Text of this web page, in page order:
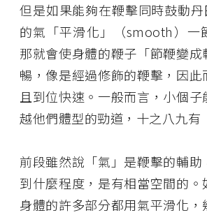
但是如果能夠在鞭擊同時鼓動丹
的氣「平滑化」（smooth）一
那就會使身體的鞭子「節鞭變
暢，像是經過修飾的鞭擊，因此
且到位快速。一般而言，小個子
越他們體型的勁道，十之八九有
前段雖然說「氣」是鞭擊的輔助
到什麼程度，是有相當空間的
身體的許多部分都用氣平滑化，